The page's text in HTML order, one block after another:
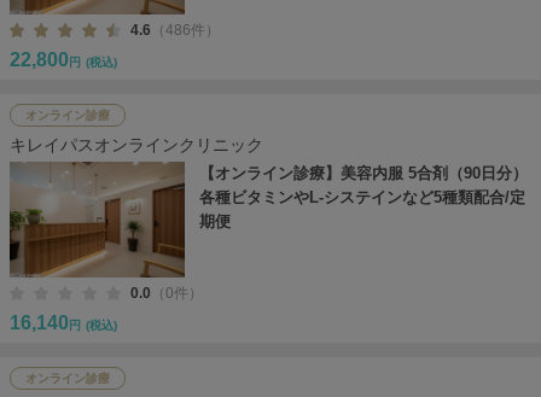
4.6 （486件）
22,800 円 (税込)
オンライン診療
キレイパスオンラインクリニック
【オンライン診療】美容内服 5合剤（90日分）
各種ビタミンやL-システインなど5種類配合/定
期便
0.0 （0件）
16,140 円 (税込)
オンライン診療